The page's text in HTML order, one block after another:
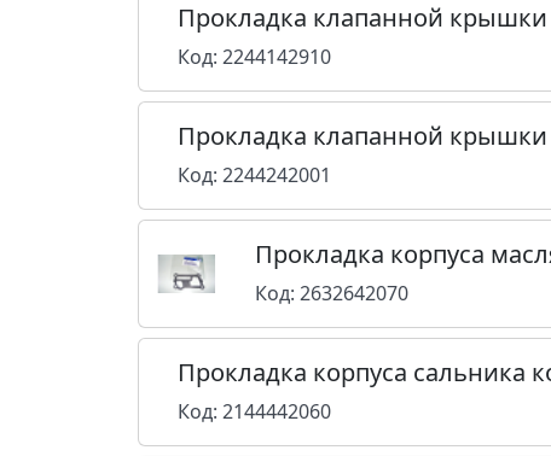
Прокладка клапанной
Код: 2244142910
Прокладка клапанной крышки
Код: 2244242001
Прокладка корпуса
Код: 2632642070
Прокладка корпуса сальника
Код: 2144442060